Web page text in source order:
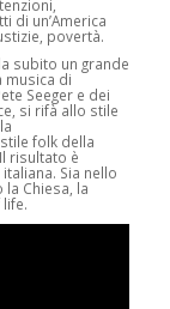
di un’America
povertà.
subito un grande
musica di
Seeger e dei
si rifà allo stile
folk della
risultato è
Sia nello
Chiesa, la